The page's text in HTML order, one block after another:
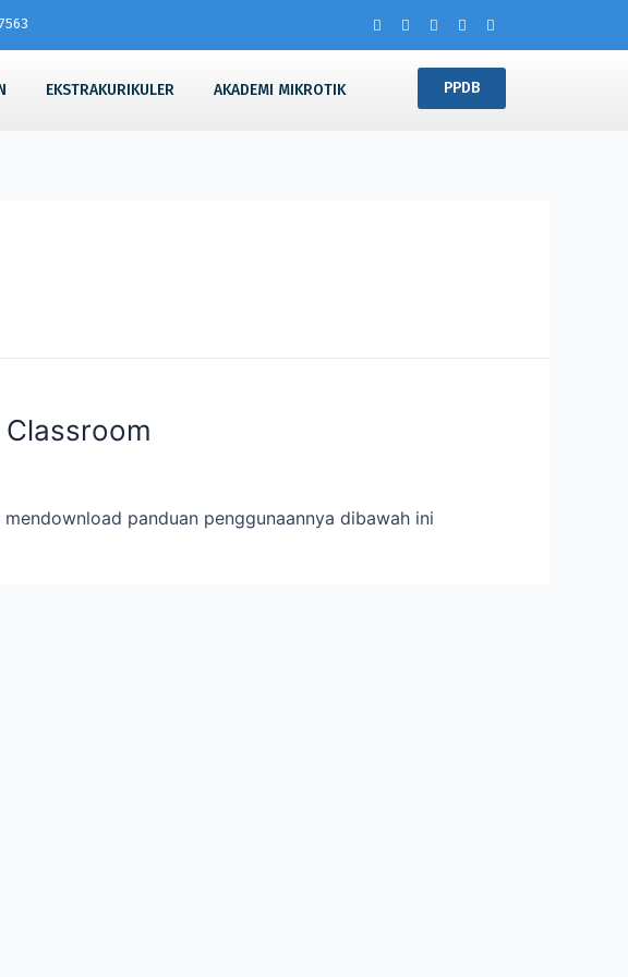
EKSTRAKURIKULER AKADEMI MIKROTIK PPDB
panduan penggunaannya dibawah ini